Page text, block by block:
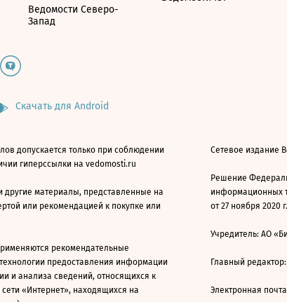
Ведомости Северо-
Запад
Скачать для Android
допускается только при соблюдении
гиперссылки на vedomosti.ru
другие материалы, представленные на
или рекомендацией к покупке или
рекомендательные
предоставления информации
и анализа сведений, относящихся к
«Интернет», находящихся на
Сетевое издание
Решение
информационных
от 27 ноября 2020
Учредитель: АО
Главный
Электронная